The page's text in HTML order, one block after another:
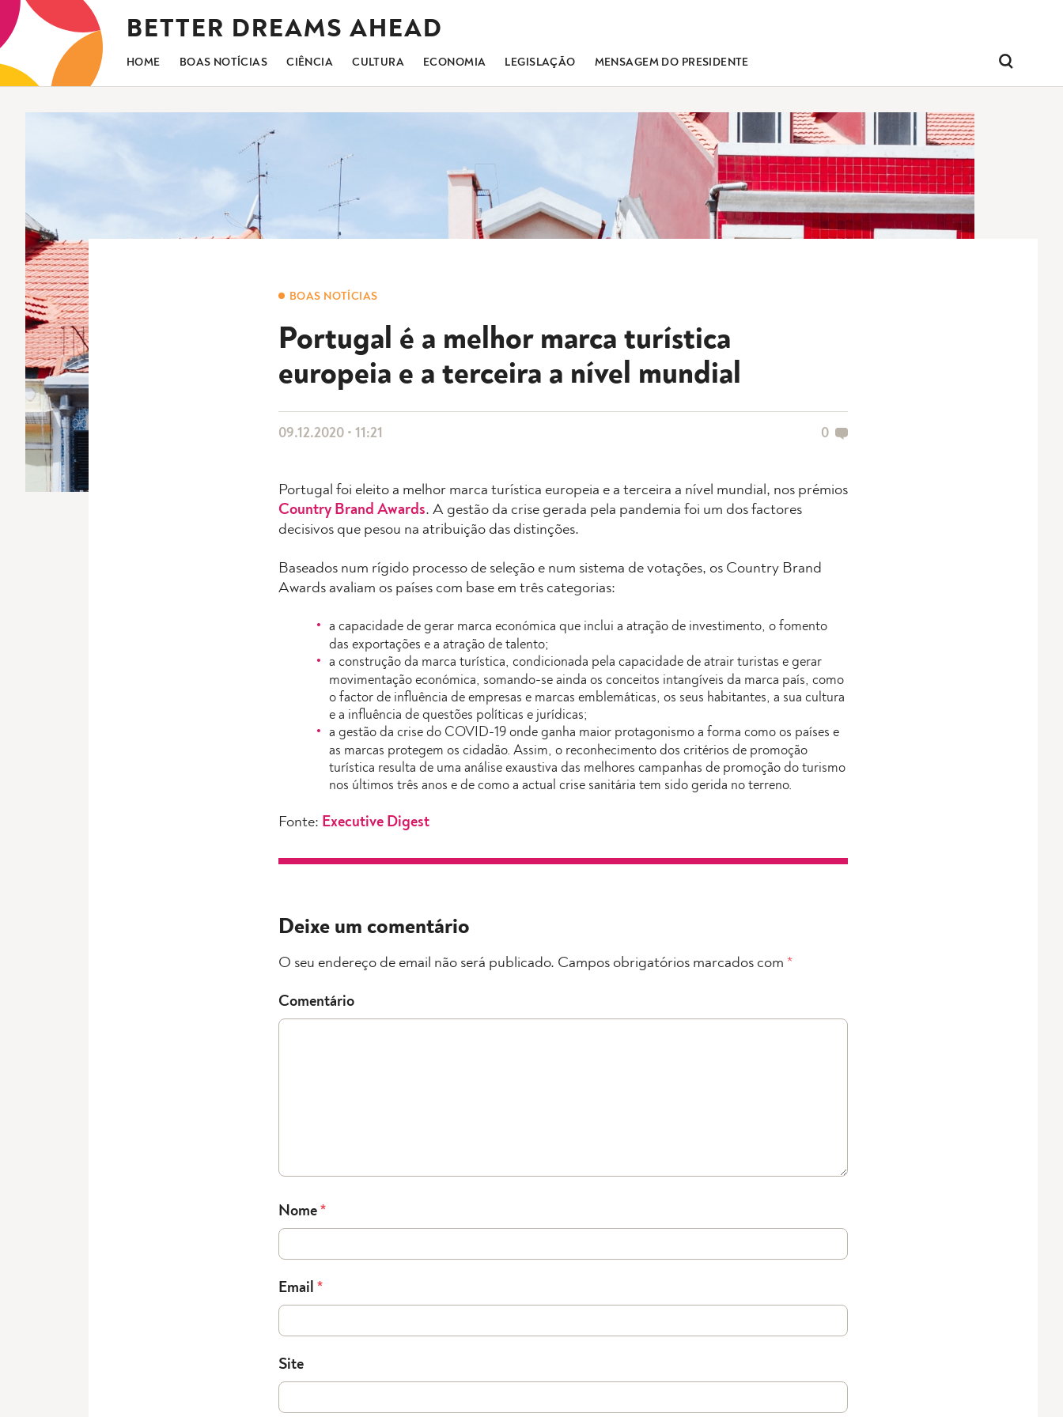
Saltar
para
o
conteúdo
BETTER DREAMS AHEAD
HOME BOAS NOTÍCIAS CIÊNCIA CULTURA ECONOMIA LEGISLAÇÃO MENSAGEM DO PRESIDENTE Pesquisar
BOAS NOTÍCIAS
Portugal é a melhor marca turística
europeia e a terceira a nível mundial
09.12.2020 • 11:21 0
Portugal foi eleito a melhor marca turística europeia e a terceira a nível mundial, nos prémios
Country Brand Awards. A gestão da crise gerada pela pandemia foi um dos factores
decisivos que pesou na atribuição das distinções.
Baseados num rígido processo de seleção e num sistema de votações, os Country Brand
Awards avaliam os países com base em três categorias:
a capacidade de gerar marca económica que inclui a atração de investimento, o fomento
das exportações e a atração de talento;
a construção da marca turística, condicionada pela capacidade de atrair turistas e gerar
movimentação económica, somando-se ainda os conceitos intangíveis da marca país, como
o factor de influência de empresas e marcas emblemáticas, os seus habitantes, a sua cultura
e a influência de questões políticas e jurídicas;
a gestão da crise do COVID-19 onde ganha maior protagonismo a forma como os países e
as marcas protegem os cidadão. Assim, o reconhecimento dos critérios de promoção
turística resulta de uma análise exaustiva das melhores campanhas de promoção do turismo
nos últimos três anos e de como a actual crise sanitária tem sido gerida no terreno.
Fonte: Executive Digest
Deixe um comentário
O seu endereço de email não será publicado. Campos obrigatórios marcados com *
Comentário
Nome *
Email *
Site